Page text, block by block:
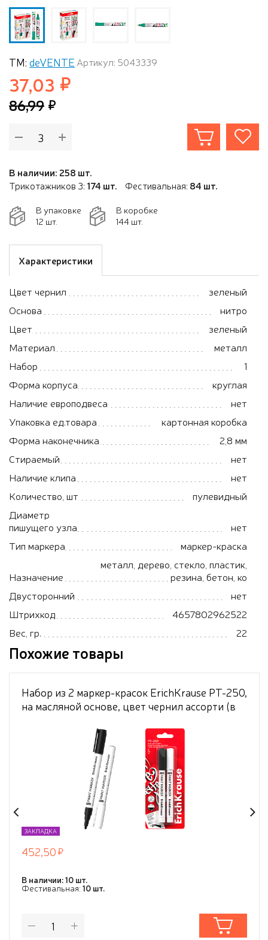
ТМ: deVENTE Артикул: 5043339
37,03
86,99
В наличии: 258 шт.
Трикотажников 3: 174 шт. Фестивальная: 84 шт.
В упаковке
12 шт.
В коробке
144 шт.
Характеристики
Цвет чернил
зеленый
Основа
нитро
Цвет
зеленый
Материал
металл
Набор
1
Форма корпуса
круглая
Наличие европодвеса
нет
Упаковка ед.товара
картонная коробка
Форма наконечника
2,8 мм
Стираемый
нет
Наличие клипа
нет
Количество, шт
пулевидный
Диаметр
пишущего узла
нет
Тип маркера
маркер-краска
Назначение
металл, дерево, стекло, пластик,
резина, бетон, ко
Двусторонний
нет
Штрихкод
4657802962522
Вес, гр.
22
Похожие товары
Набор из 2 маркер-красок ErichKrause PT-250,
на масляной основе, цвет чернил ассорти (в
ЗАКЛАДКА
452,50
В наличии: 10 шт.
Фестивальная: 10 шт.